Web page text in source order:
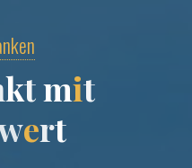
ktmit
ert